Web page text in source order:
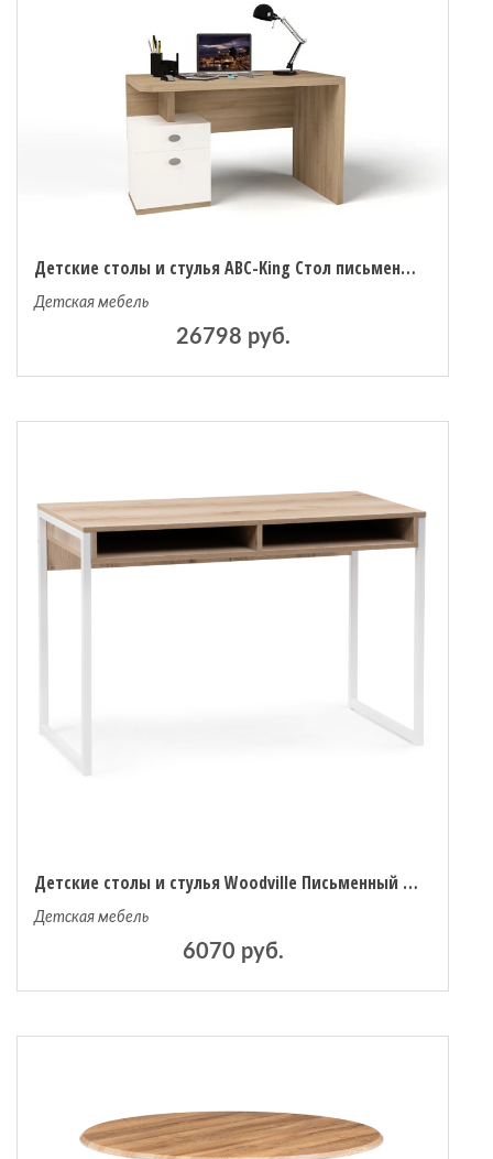
Детские столы и стулья ABC-King Стол письменный Mix Ловец снов (левый)
Детская мебель
26798 руб.
Детские столы и стулья Woodville Письменный стол Леон Лофт
Детская мебель
6070 руб.